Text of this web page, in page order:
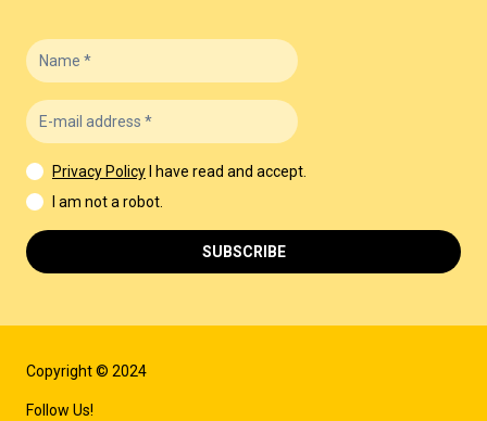
Copyright © 2024
Follow Us!
Privacy Policy
I have read and accept.
I am not a robot.
SUBSCRIBE